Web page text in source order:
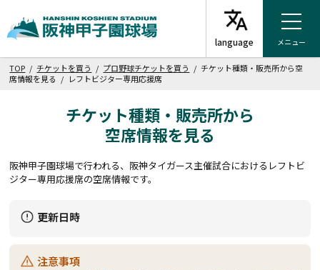
メニュー
TOP /チケットを買う / プロ野球チケットを買う / チケット種類・販売所から空
席情報を見る / レフトビジター専用応援席
チケット種類・販売所から
空席情報を見る
阪神甲子園球場で行われる、阪神タイガース主催試合におけるレフトビ
ジター専用応援席の空席情報です。
更新日時
注意事項